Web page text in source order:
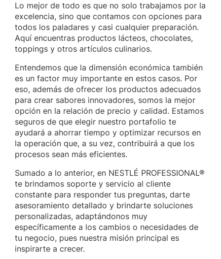
Lo mejor de todo es que no solo trabajamos por la
excelencia, sino que contamos con opciones para
todos los paladares y casi cualquier preparación.
Aquí encuentras productos lácteos, chocolates,
toppings y otros artículos culinarios.
Entendemos que la dimensión económica también
es un factor muy importante en estos casos. Por
eso, además de ofrecer los productos adecuados
para crear sabores innovadores, somos la mejor
opción en la relación de precio y calidad. Estamos
seguros de que elegir nuestro portafolio te
ayudará a ahorrar tiempo y optimizar recursos en
la operación que, a su vez, contribuirá a que los
procesos sean más eficientes.
Sumado a lo anterior, en NESTLÉ PROFESSIONAL®
te brindamos soporte y servicio al cliente
constante para responder tus preguntas, darte
asesoramiento detallado y brindarte soluciones
personalizadas, adaptándonos muy
específicamente a los cambios o necesidades de
tu negocio, pues nuestra misión principal es
inspirarte a crecer.